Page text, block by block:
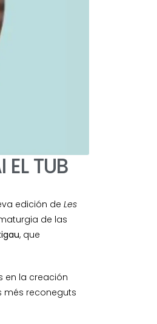
EL TUB
edición de Les
de las
, que
en la creación
més reconeguts